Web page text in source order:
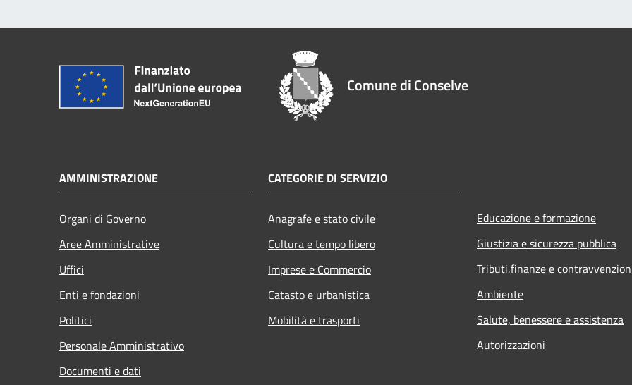
Comune di Conselve
AMMINISTRAZIONE
Organi di Governo
Aree Amministrative
Uffici
Enti e fondazioni
Politici
Personale Amministrativo
Documenti e dati
CATEGORIE DI SERVIZIO
Anagrafe e stato civile
Cultura e tempo libero
Imprese e Commercio
Catasto e urbanistica
Mobilità e trasporti
Educazione e formazione
Giustizia e sicurezza pubblica
Tributi,finanze e
Ambiente
Salute, benessere e assistenza
Autorizzazioni